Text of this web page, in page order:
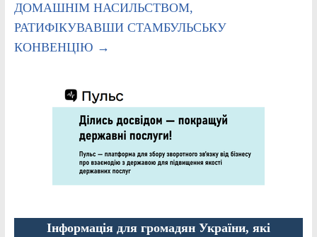
ДОМАШНІМ НАСИЛЬСТВОМ,
РАТИФІКУВАВШИ СТАМБУЛЬСЬКУ
КОНВЕНЦІЮ →
Інформація для громадян України, які